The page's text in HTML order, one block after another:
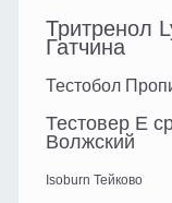
Тритренол
Гатчина
Тестобол
Тестовер Е
Волжский
Isoburn Тейково